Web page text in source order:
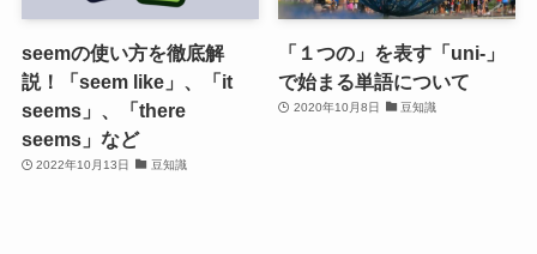
seemの使い方を徹底解
説！「seem like」、「it
seems」、「there
seems」など
2022年10月13日 豆知識
「１つの」を表す「uni-」
で始まる単語について
2020年10月8日 豆知識